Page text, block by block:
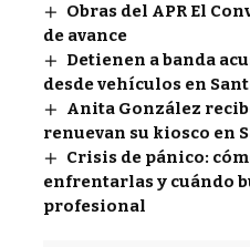
Obras del APR El
de avance
Detienen a banda
desde vehículos en
Anita González
renuevan su kiosco en
Crisis de pánico:
enfrentarlas y cuándo
profesional